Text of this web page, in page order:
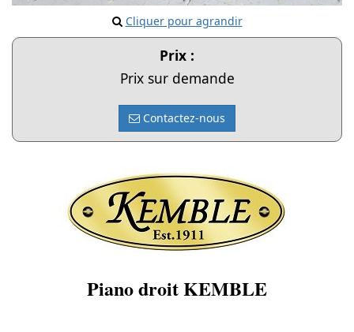
Cliquer pour agrandir
Prix :
Prix sur demande
Contactez-nous
Piano droit KEMBLE